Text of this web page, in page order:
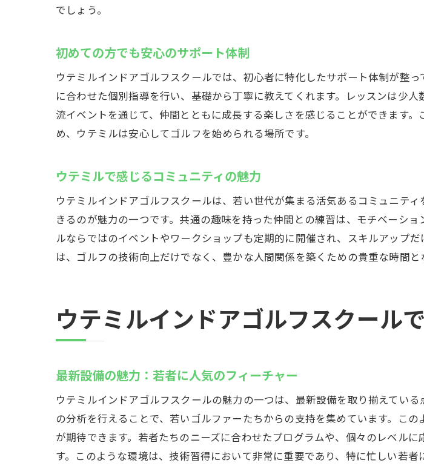
雨の日でも快適に練習できる秘密
一年中安定した環境でのトレーニ
アウトドアとインドアのハイブリ
天候に関係なく続けられる習慣の
ウテミルインドアゴルフスクールでス
目標設定と達成のためのプログラ
個別指導のメリットとその活用法
スキルアップを支えるフィードバ
定期的な評価でモチベーションを
ウテミルで得られる自己成長の実
初心者も安心浦安駅近くのウテミル
初めての方でも安心の体験レッスン
ゴルフを楽しく始めるためのス
初心者限定の特別イベントの紹介
初心者が最短で技術を習得する
ウテミルで始めるゴルフの第一歩
でしょう。
初めての方でも安心のサポート体制
ウテミルインドアゴルフスクールでは、初心者に特化したサポート体制が整
に合わせた個別指導を行い、基礎から丁寧に教えてくれます。レッスンは少
流イベントを通じて、仲間とともに成長する楽しさを感じることができます
め、ウテミルは安心してゴルフを始められる場所です。
ウテミルで感じるコミュニティの魅力
ウテミルインドアゴルフスクールは、若い世代が集まる活気あるコミュニテ
きるのが魅力の一つです。共通の趣味を持った仲間との練習は、モチベーシ
ルならではのイベントやワークショップも定期的に開催され、スキルアップ
は、ゴルフの技術向上だけでなく、豊かな人間関係を築くための貴重な時間と
ウテミルインドアゴルフスクール
最新設備の魅力：若者に人気のフィーチャー
ウテミルインドアゴルフスクールの魅力の一つは、最新設備を取り揃えてい
の分析を行えることで、若いゴルファーたちからの支持を集めています。こ
が期待できます。若者たちのニーズに合わせたプログラムや、個々のレベル
す。このような環境は、技術習得において非常に重要であり、特に忙しい若